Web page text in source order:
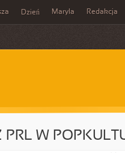
Dzień Maryla Redakcja
W